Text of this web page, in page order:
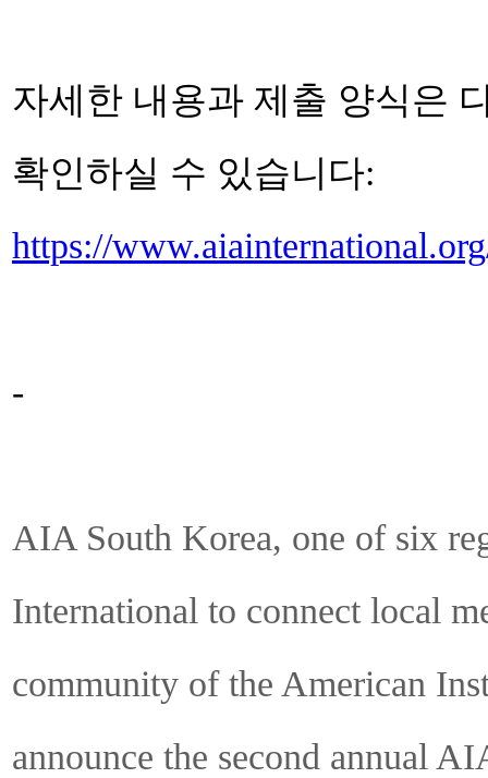
자세한 내용과 제출 양식은
확인하실 수 있습니다:
https://
-
AIA South Korea, one of six
International to connect local
community of the American
announce the second annual